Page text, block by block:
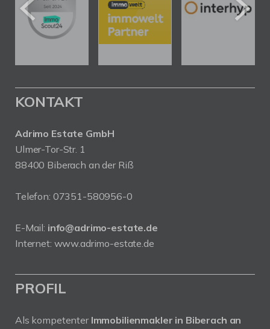
KONTAKT
Adrimo Estate GmbH
Ulmer-Tor-Str. 1
88400 Biberach an der Riß
Telefon: 07351-580956-0
E-Mail: info@adrimo-estate.de
Internet: www.adrimo-estate.de
PROFIL
Als kompetenter Immobilienmakler in Biberach an